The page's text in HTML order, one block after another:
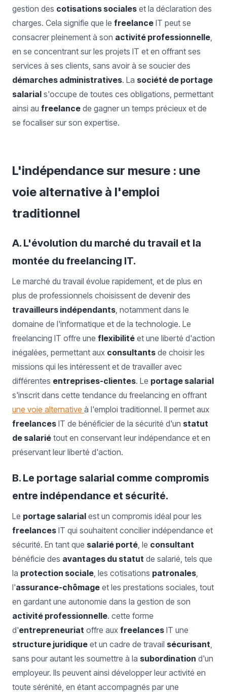
gestion des cotisations sociales et la déclaration des
charges. Cela signifie que le freelance IT peut se
consacrer pleinement à son activité professionnelle,
en se concentrant sur les projets IT et en offrant ses
services à ses clients, sans avoir à se soucier des
démarches administratives. La société de portage
salarial s'occupe de toutes ces obligations, permettant
ainsi au freelance de gagner un temps précieux et de
se focaliser sur son expertise.
L'indépendance sur mesure : une
voie alternative à l'emploi
traditionnel
A. L'évolution du marché du travail et la
montée du freelancing IT.
Le marché du travail évolue rapidement, et de plus en
plus de professionnels choisissent de devenir des
travailleurs indépendants, notamment dans le
domaine de l'informatique et de la technologie. Le
freelancing IT offre une flexibilité et une liberté d'action
inégalées, permettant aux consultants de choisir les
missions qui les intéressent et de travailler avec
différentes entreprises-clientes. Le portage salarial
s'inscrit dans cette tendance du freelancing en offrant
une voie alternative à l'emploi traditionnel. Il permet aux
freelances IT de bénéficier de la sécurité d'un statut
de salarié tout en conservant leur indépendance et en
préservant leur liberté d'action.
B. Le portage salarial comme compromis
entre indépendance et sécurité.
Le portage salarial est un compromis idéal pour les
freelances IT qui souhaitent concilier indépendance et
sécurité. En tant que salarié porté, le consultant
bénéficie des avantages du statut de salarié, tels que
la protection sociale, les cotisations patronales,
l'assurance-chômage et les prestations sociales, tout
en gardant une autonomie dans la gestion de son
activité professionnelle. cette forme
d'entrepreneuriat offre aux freelances IT une
structure juridique et un cadre de travail sécurisant,
sans pour autant les soumettre à la subordination d'un
employeur. Ils peuvent ainsi développer leur activité en
toute sérénité, en étant accompagnés par une